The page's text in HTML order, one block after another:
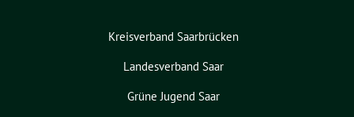
Kreisverband Saarbrücken
Landesverband Saar
Grüne Jugend Saar